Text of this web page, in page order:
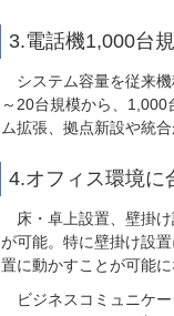
3.電話機1,000台
システム容量を従来
～20台規模から、
ム拡張、拠点新設や統
4.オフィス環境に
床・卓上設置、壁掛け
が可能。特に壁掛け設
置に動かすことが可能
ビジネスコミュニケー